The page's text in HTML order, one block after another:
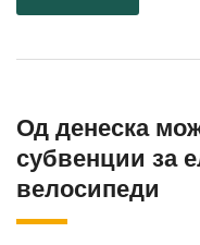
Од денеска
субвенции за
велосипеди